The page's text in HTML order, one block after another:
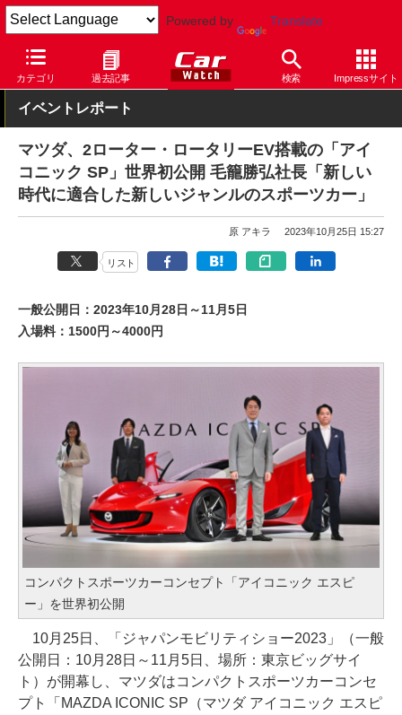
Powered by Translate
カテゴリ 過去記事 検索 Impressサイト
Car Watch イベント ジャパンモビリティショー 2023
イベントレポート
マツダ、2ローター・ロータリーEV搭載の「アイ
コニック SP」世界初公開 毛籠勝弘社長「新しい
時代に適合した新しいジャンルのスポーツカー」
原 アキラ 2023年10月25日 15:27
リスト
一般公開日：2023年10月28日～11月5日
入場料：1500円～4000円
コンパクトスポーツカーコンセプト「アイコニック エスピ
ー」を世界初公開
10月25日、「ジャパンモビリティショー2023」（一般
公開日：10月28日～11月5日、場所：東京ビッグサイ
ト）が開幕し、マツダはコンパクトスポーツカーコンセ
プト「MAZDA ICONIC SP（マツダ アイコニック エスピ